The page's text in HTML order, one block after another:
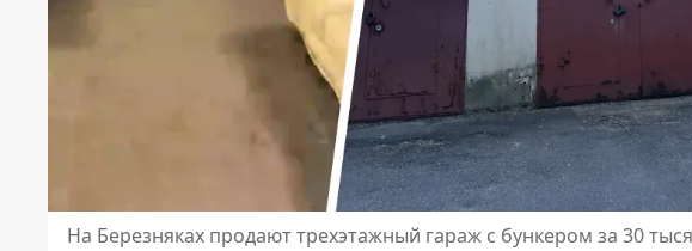
На Березняках продают трехэтажный гараж с бункером за 30